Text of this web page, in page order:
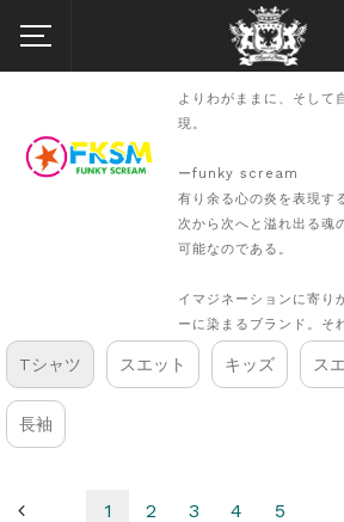
よりわがままに、そして
現。
ーfunky scream
有り余る心の炎を表現す
次から次へと溢れ出る魂
可能なのである。
イマジネーションに寄り
ーに染まるブランド。そ
Tシャツ スエット キッズ ス
長袖
1 2 3 4 5